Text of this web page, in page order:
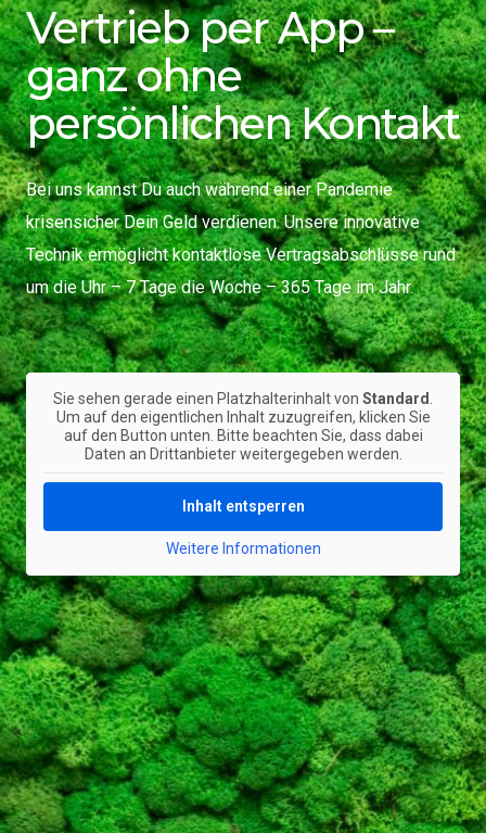
Vertrieb per App –
ganz ohne
persönlichen Kontakt
Bei uns kannst Du auch während einer Pandemie
krisensicher Dein Geld verdienen. Unsere innovative
Technik ermöglicht kontaktlose Vertragsabschlüsse rund
um die Uhr – 7 Tage die Woche – 365 Tage im Jahr.
Sie sehen gerade einen Platzhalterinhalt von Standard
Um auf den eigentlichen Inhalt zuzugreifen, klicken Sie
auf den Button unten. Bitte beachten Sie, dass dabei
Daten an Drittanbieter weitergegeben werden.
Inhalt entsperren
Weitere Informationen